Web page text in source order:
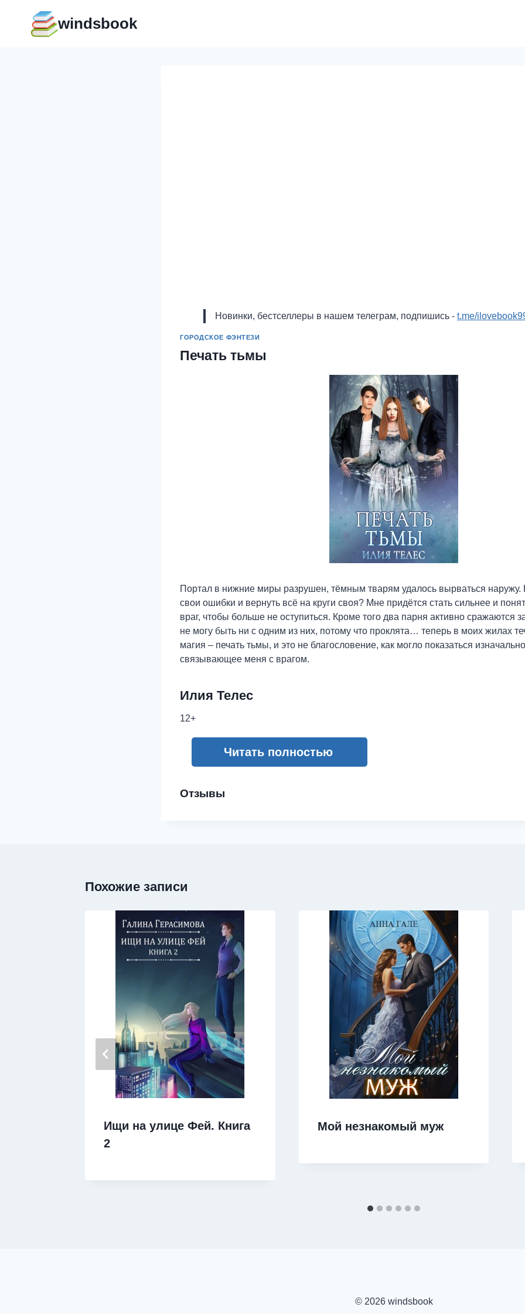
содержимому
windsbook
Новинки, бестселлеры в нашем телеграм, подпишись - t.me/
ГОРОДСКОЕ ФЭНТЕЗИ
Печать тьмы
Портал в нижние миры разрушен, тёмным тварям удалось вырваться наружу.
свои ошибки и вернуть всё на круги своя? Мне придётся стать сильнее и
враг, чтобы больше не оступиться. Кроме того два парня активно сражаются
не могу быть ни с одним из них, потому что проклята… теперь в моих жилах
магия – печать тьмы, и это не благословение, как могло показаться
связывающее меня с врагом.
Илия Телес
12+
Читать полностью
Отзывы
Похожие записи
Ищи на улице Фей. Книга
2
Мой незнакомый муж
© 2026 windsbook